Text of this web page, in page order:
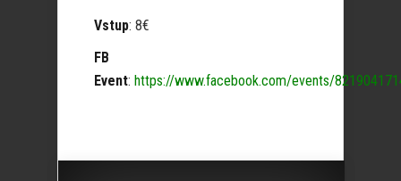
Vstup: 8€
FB
Event: https://www.facebook.com/events/